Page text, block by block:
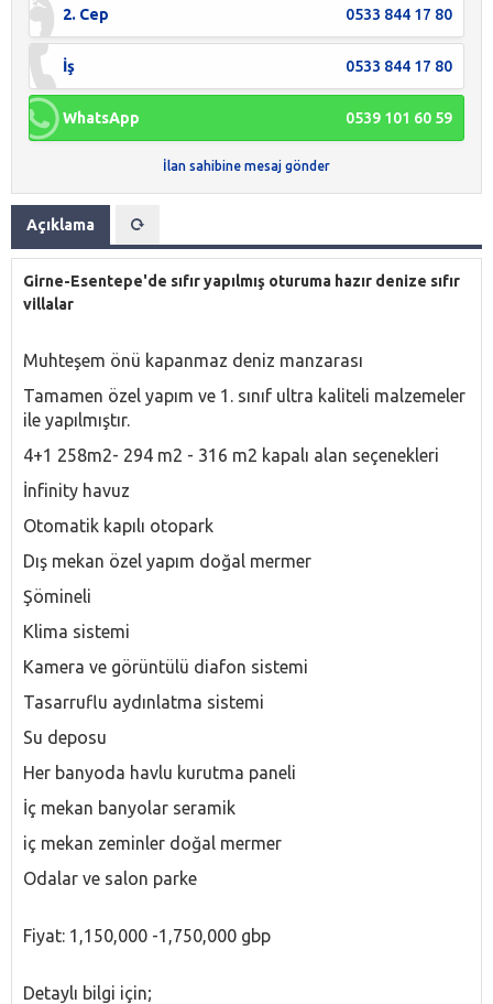
2. Cep 0533 844 17 80
İş 0533 844 17 80
WhatsApp 0539 101 60 59
İlan sahibine mesaj gönder
Açıklama
Girne-Esentepe'de sıfır yapılmış oturuma hazır denize sıfır
villalar
Muhteşem önü kapanmaz deniz manzarası
Tamamen özel yapım ve 1. sınıf ultra kaliteli malzemeler
ile yapılmıştır.
4+1 258m2- 294 m2 - 316 m2 kapalı alan seçenekleri
İnfinity havuz
Otomatik kapılı otopark
Dış mekan özel yapım doğal mermer
Şömineli
Klima sistemi
Kamera ve görüntülü diafon sistemi
Tasarruflu aydınlatma sistemi
Su deposu
Her banyoda havlu kurutma paneli
İç mekan banyolar seramik
iç mekan zeminler doğal mermer
Odalar ve salon parke
Fiyat: 1,150,000 -1,750,000 gbp
Detaylı bilgi için;